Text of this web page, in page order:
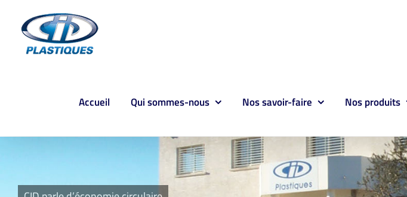
contenu
Accueil Qui sommes-nous Nos savoir-faire Nos produits